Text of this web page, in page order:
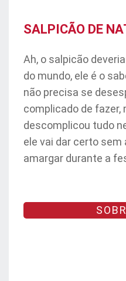
SALPICÃO DE
Ah, o salpicão
do mundo, ele é o
não precisa se
complicado de fazer,
descomplicou tudo
ele vai dar certo
amargar durante a